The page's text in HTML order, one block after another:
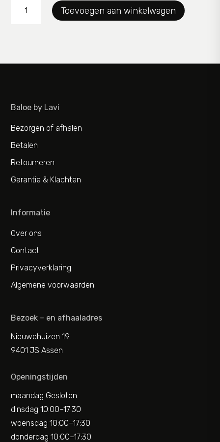
Yesta
Toevoegen aan winkelwagen
Baloe by Lavi
Bezorgen of afhalen
Betalen
Retourneren
Garantie & Klachten
Informatie
Over ons
Contact
Privacyverklaring
Algemene voorwaarden
Bezoek – en afhaaladres
Nieuwehuizen 19
9401 JS Assen
Openingstijden
maandag Gesloten
dinsdag 10:00–17:30
woensdag 10:00–17:30
donderdag 10:00–17:30